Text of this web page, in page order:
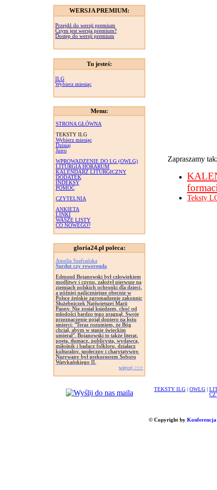
WERSJA PREMIUM:
Przejdź do wersji premium
Czym jest wersja premium?
Dostęp do wersji premium
Tu jesteś:
ILG
Wybierz miesiąc
Menu:
STRONA GŁÓWNA
TEKSTY ILG
Wybierz miesiąc
Dzisiaj
Jutro
WPROWADZENIE DO LG (OWLG)
LITURGIA HORARUM
KALENDARZ LITURGICZNY
DODATEK
INDEKSY
POMOC
CZYTELNIA
ANKIETA
LINKI
WASZE LISTY
CO NOWEGO?
gloria24.pl poleca:
Amelia Szafrańska
Surdut czy rewerenda
Edmund Bojanowski był człowiekiem
modlitwy i czynu, założył pierwsze na
ziemiach polskich ochronki dla dzieci,
a później najliczniejsze obecnie w
Polsce żeńskie zgromadzenie zakonnic
Służebniczek Najświętszej Marii
Panny. Nie został księdzem, choć od
młodości bardzo tego pragnął. Swoje
przeznaczenie pojął dopiero na łożu
smierci: "Teraz rozumiem, że Bóg
chciał, abym w stanie świeckim
umierał". Bojanowski to także literat,
poeta, tłumacz, publicysta, wydawca,
miłośnik i badacz folkloru, działacz
kulturalny, społeczny i charytatywny.
Nazywany był prekursorem Soboru
Watykańskiego II.
więcej >>>
Zapraszamy
Teksty
TEKSTY ILG OWLG
© Copyright by Konferencja